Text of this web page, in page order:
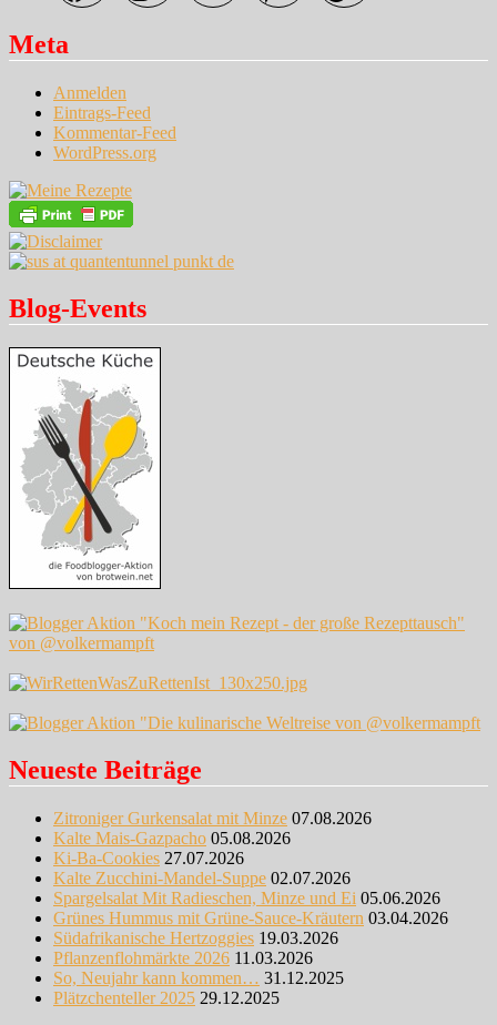
Meta
Anmelden
Eintrags-Feed
Kommentar-Feed
WordPress.org
Blog-Events
Neueste Beiträge
Zitroniger Gurkensalat mit Minze 07.08.2026
Kalte Mais-Gazpacho 05.08.2026
Ki-Ba-Cookies 27.07.2026
Kalte Zucchini-Mandel-Suppe 02.07.2026
Spargelsalat Mit Radieschen, Minze und Ei 05.06.2026
Grünes Hummus mit Grüne-Sauce-Kräutern 03.04.2026
Südafrikanische Hertzoggies 19.03.2026
Pflanzenflohmärkte 2026 11.03.2026
So, Neujahr kann kommen… 31.12.2025
Plätzchenteller 2025 29.12.2025